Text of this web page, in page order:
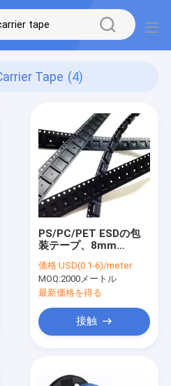
Tape (4)
PS/PC/PET ESDの包
装テープ、8mm
バー テープ
価格:USD(0.1-6)/meter
MOQ:2000メートル
最新価格を得る
接触